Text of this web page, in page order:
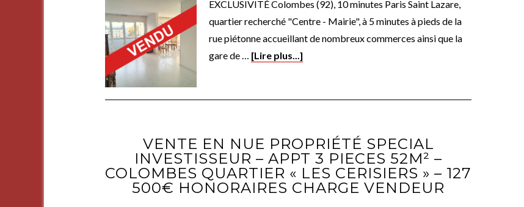
EXCLUSIVITÉ Colombes (92), 10 minutes Paris Saint Lazare,
quartier recherché "Centre - Mairie", à 5 minutes à pieds de la
rue piétonne accueillant de nombreux commerces ainsi que la
gare de … [Lire plus...]
VENTE EN NUE PROPRIÉTÉ SPECIAL
INVESTISSEUR – APPT 3 PIECES 52M² –
COLOMBES QUARTIER « LES CERISIERS » – 127
500€ HONORAIRES CHARGE VENDEUR